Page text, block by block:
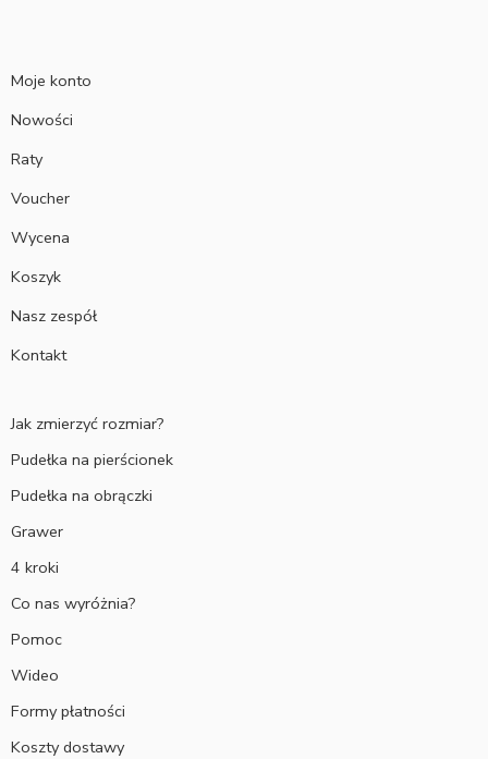
Moje konto
Nowości
Raty
Voucher
Wycena
Koszyk
Nasz zespół
Kontakt
Jak zmierzyć rozmiar?
Pudełka na pierścionek
Pudełka na obrączki
Grawer
4 kroki
Co nas wyróżnia?
Pomoc
Wideo
Formy płatności
Koszty dostawy